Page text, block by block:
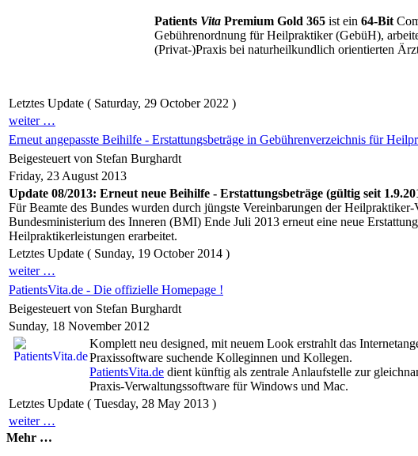
Patients Vita Premium Gold 365 ist ein 64-Bit
Gebührenordnung für Heilpraktiker (GebüH),
(Privat-)Praxis bei naturheilkundlich orientierten
Letztes Update ( Saturday, 29 October 2022 )
weiter …
Erneut angepasste Beihilfe - Erstattungsbeträge in Gebührenverzeichnis für
Beigesteuert von Stefan Burghardt
Friday, 23 August 2013
Update 08/2013: Erneut neue Beihilfe - Erstattungsbeträge (gültig seit
Für Beamte des Bundes wurden durch jüngste Vereinbarungen der Heilpraktiker-
Bundesministerium des Inneren (BMI) Ende Juli 2013 erneut eine neue
Heilpraktikerleistungen erarbeitet.
Letztes Update ( Sunday, 19 October 2014 )
weiter …
PatientsVita.de - Die offizielle Homepage !
Beigesteuert von Stefan Burghardt
Sunday, 18 November 2012
Komplett neu designed, mit neuem Look erstrahlt das
Praxissoftware suchende Kolleginnen und Kollegen.
PatientsVita.de dient künftig als zentrale Anlaufstelle zur
Praxis-Verwaltungssoftware für Windows und Mac.
Letztes Update ( Tuesday, 28 May 2013 )
weiter …
Mehr …